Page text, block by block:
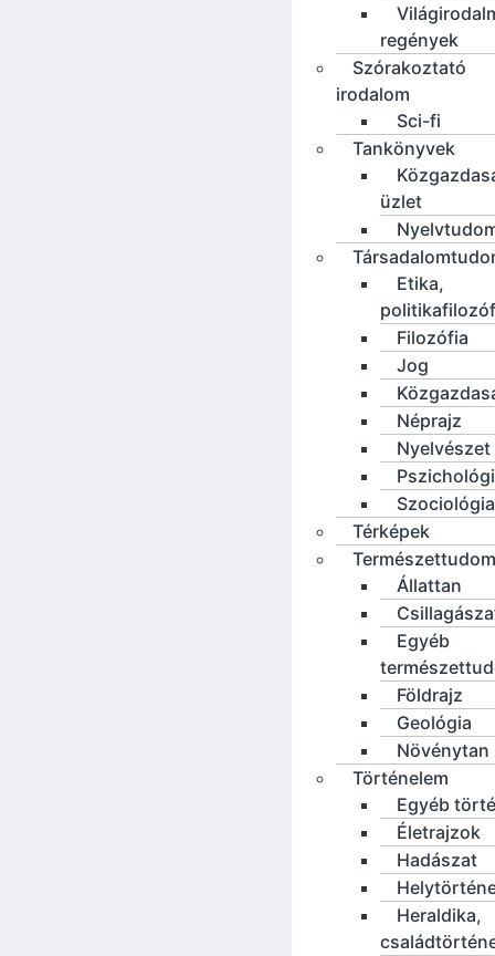
regények
Szórakoztató
irodalom
Sci-fi
Tankönyvek
üzlet
Etika,
Filozófia
Jog
Néprajz
Nyelvészet
Szociológia
Térképek
Állattan
Egyéb
Földrajz
Geológia
Növénytan
Történelem
Egyéb
Életrajzok
Hadászat
Heraldika,